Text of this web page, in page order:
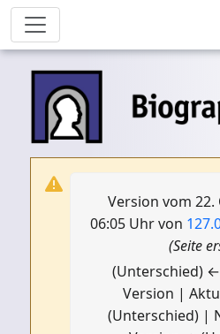
Version vom
06:05 Uhr von
(Seite
(Unterschied)
Version |
(Unterschied) |